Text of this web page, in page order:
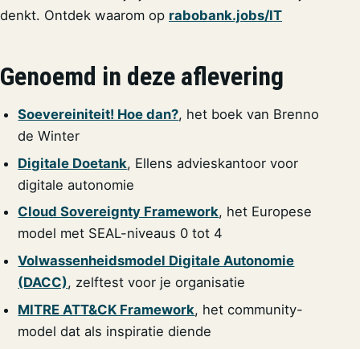
denkt. Ontdek waarom op rabobank.jobs/IT
Genoemd in deze aflevering
Soevereiniteit! Hoe dan?, het boek van Brenno
de Winter
Digitale Doetank, Ellens advieskantoor voor
digitale autonomie
Cloud Sovereignty Framework, het Europese
model met SEAL-niveaus 0 tot 4
Volwassenheidsmodel Digitale Autonomie
(DACC), zelftest voor je organisatie
MITRE ATT&CK Framework, het community-
model dat als inspiratie diende